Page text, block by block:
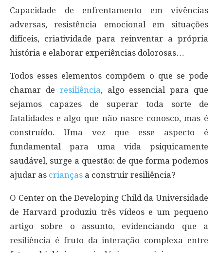
Capacidade de enfrentamento em vivências
adversas, resistência emocional em situações
difíceis, criatividade para reinventar a própria
história e elaborar experiências dolorosas…
Todos esses elementos compõem o que se pode
chamar de resiliência, algo essencial para que
sejamos capazes de superar toda sorte de
fatalidades e algo que não nasce conosco, mas é
construído. Uma vez que esse aspecto é
fundamental para uma vida psiquicamente
saudável, surge a questão: de que forma podemos
ajudar as crianças a construir resiliência?
O Center on the Developing Child da Universidade
de Harvard produziu três vídeos e um pequeno
artigo sobre o assunto, evidenciando que a
resiliência é fruto da interação complexa entre